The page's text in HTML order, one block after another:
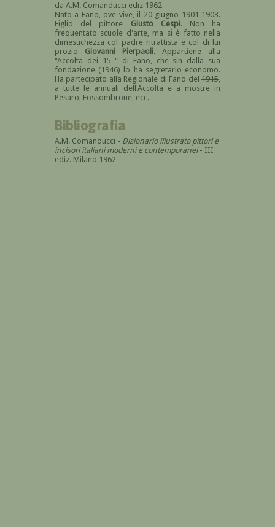
da A.M. Comanducci ediz 1962
Nato a Fano, ove vive, il 20 giugno19011903.
Figlio del pittore Giusto Cespi. Non ha
frequentato scuole d'arte, ma si è fatto nella
dimestichezza col padre ritrattista e col di lui
prozio Giovanni Pierpaoli. Appartiene alla
"Accolta dei 15 " di Fano, che sin dalla sua
fondazione (1946) lo ha segretario economo.
Ha partecipato alla Regionale di Fano del 1915,
a tutte le annuali dell'Accolta e a mostre in
Pesaro, Fossombrone, ecc.
Bibliografia
A.M. Comanducci - Dizionario illustrato pittori e
incisori italiani moderni e contemporanei- III
ediz. Milano 1962